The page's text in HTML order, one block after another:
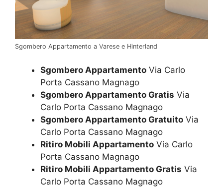
Sgombero Appartamento a Varese e Hinterland
Sgombero Appartamento Via Carlo
Porta Cassano Magnago
Sgombero Appartamento Gratis Via
Carlo Porta Cassano Magnago
Sgombero Appartamento Gratuito Via
Carlo Porta Cassano Magnago
Ritiro Mobili Appartamento Via Carlo
Porta Cassano Magnago
Ritiro Mobili Appartamento Gratis Via
Carlo Porta Cassano Magnago